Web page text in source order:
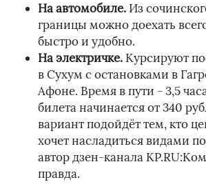
На автомобиле. Из
границы можно доехать
быстро и удобно.
На электричке. Курсируют
в Сухум с остановками в
Афоне. Время в пути - 3,5
билета начинается от 340
вариант подойдёт тем, кто
хочет насладиться видами
автор дзен-канала
правда.